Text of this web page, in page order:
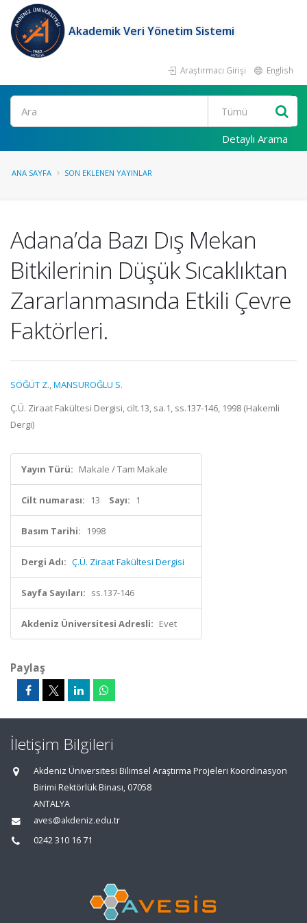
Akademik Veri Yönetim Sistemi
Araştırmacı Girişi English
Ara
Detaylı Arama
ANA SAYFA SON EKLENEN YAYINLAR
Adana’da Bazı Dış Mekan
Bitkilerinin Düşük Sıcaklıktan
Zararlanmasında Etkili Çevre
Faktörleri.
SÖĞÜT Z.,MANSUROĞLU S.
Ç.Ü. Ziraat Fakültesi Dergisi, cilt.13, sa.1, ss.137-146, 1998 (Hakemli
Dergi)
Yayın Türü: Makale / Tam Makale
Cilt numarası: 13 Sayı: 1
Basım Tarihi: 1998
Dergi Adı: Ç.Ü. Ziraat Fakültesi Dergisi
Sayfa Sayıları: ss.137-146
Akdeniz Üniversitesi Adresli: Evet
Paylaş
İletişim Bilgileri
Akdeniz Üniversitesi Bilimsel Araştırma Projeleri Koordinasyon
Birimi Rektörlük Binası, 07058
ANTALYA
aves@akdeniz.edu.tr
0242 310 16 71